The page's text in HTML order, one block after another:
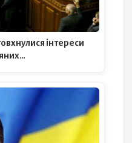
інтереси